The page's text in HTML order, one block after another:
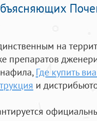
на
препаратов
, Где купить
и